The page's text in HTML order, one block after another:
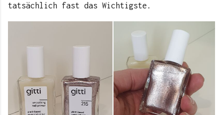
tatsächlich fast das Wichtigste.